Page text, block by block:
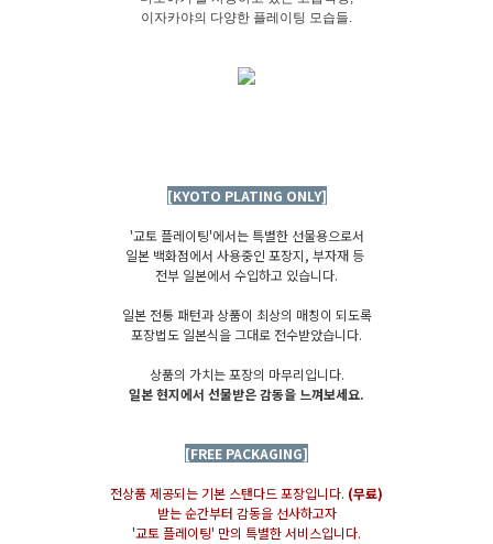
이자카야의 다양한 플레이팅 모습들.
[KYOTO PLATING ONLY]
'교토 플레이팅'에서는 특별한 선물용으로서
일본 백화점에서 사용중인 포장지, 부자재 등
전부 일본에서 수입하고 있습니다.
일본 전통 패턴과 상품이 최상의 매칭이 되도록
포장법도 일본식을 그대로 전수받았습니다.
상품의 가치는 포장의 마무리입니다.
일본 현지에서 선물받은 감동을 느껴보세요.
[FREE PACKAGING]
전상품 제공되는 기본 스탠다드 포장입니다. (무료)
받는 순간부터 감동을 선사하고자
'교토 플레이팅' 만의 특별한 서비스입니다.